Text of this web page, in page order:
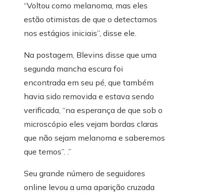
“Voltou como melanoma, mas eles
estão otimistas de que o detectamos
nos estágios iniciais”, disse ele.
Na postagem, Blevins disse que uma
segunda mancha escura foi
encontrada em seu pé, que também
havia sido removida e estava sendo
verificada, “na esperança de que sob o
microscópio eles vejam bordas claras
que não sejam melanoma e saberemos
que temos”. .”
Seu grande número de seguidores
online levou a uma aparição cruzada